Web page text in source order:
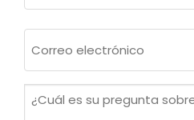
electrónico
¿Cuál